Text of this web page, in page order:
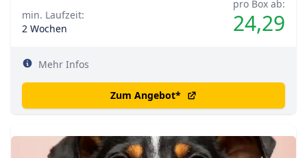
pro Box ab:
24,29
min. Laufzeit:
2 Wochen
Mehr Infos
Zum Angebot*